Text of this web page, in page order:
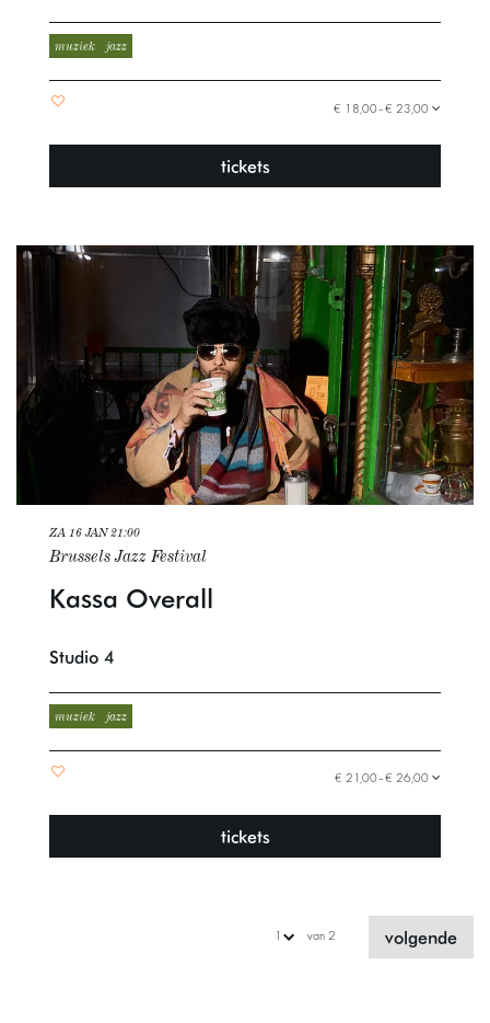
muziek jazz
€ 18,00–€ 23,00
tickets
Kassa Overall
Brussels Jazz Festival
ZA 16 JAN 21:00
Studio 4
muziek jazz
€ 21,00–€ 26,00
tickets
van 2 volgende